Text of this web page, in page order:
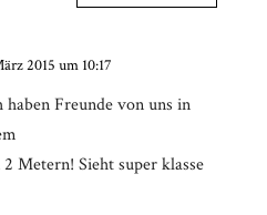
2015 um 10:17
Freunde von uns in
Metern! Sieht super klasse